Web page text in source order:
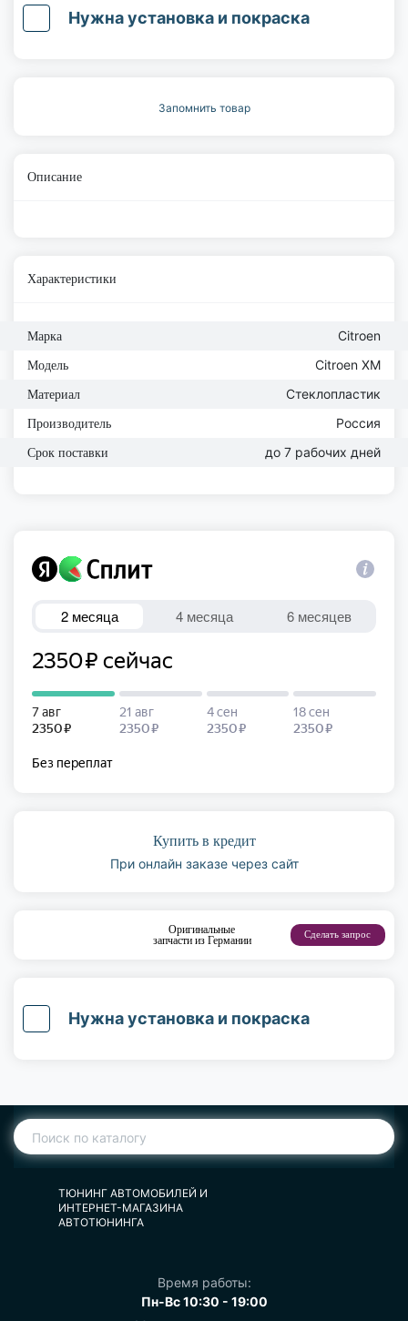
Нужна установка и покраска
Запомнить товар
Описание
Характеристики
Марка Citroen
Модель Citroen XM
Материал Стеклопластик
Производитель Россия
Срок поставки до 7 рабочих дней
Купить в кредит
При онлайн заказе через сайт
Оригинальные
запчасти из Германии
Сделать запрос
Нужна установка и покраска
ТЮНИНГ АВТОМОБИЛЕЙ И
ИНТЕРНЕТ-МАГАЗИНА
АВТОТЮНИНГА
Время работы:
Пн-Вс 10:30 - 19:00